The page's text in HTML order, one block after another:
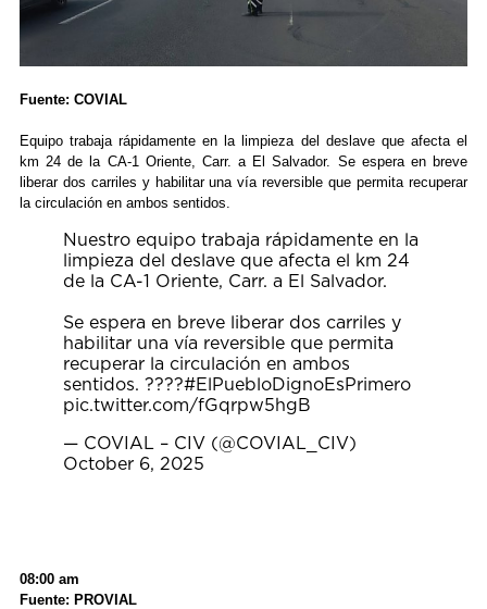
Fuente: COVIAL
Equipo trabaja rápidamente en la limpieza del deslave que afecta el
km 24 de la CA-1 Oriente, Carr. a El Salvador. Se espera en breve
liberar dos carriles y habilitar una vía reversible que permita recuperar
la circulación en ambos sentidos.
Nuestro equipo trabaja rápidamente en la
limpieza del deslave que afecta el km 24
de la CA-1 Oriente, Carr. a El Salvador.
Se espera en breve liberar dos carriles y
habilitar una vía reversible que permita
recuperar la circulación en ambos
sentidos. ????#ElPuebloDignoEsPrimero
pic.twitter.com/fGqrpw5hgB
— COVIAL – CIV (@COVIAL_CIV)
October 6, 2025
08:00 am
Fuente: PROVIAL